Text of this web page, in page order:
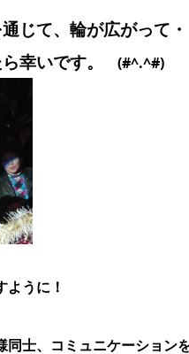
じて、輪が広がって・
幸いです。
(#^.^#)
うに！
同士、コミュニケーション